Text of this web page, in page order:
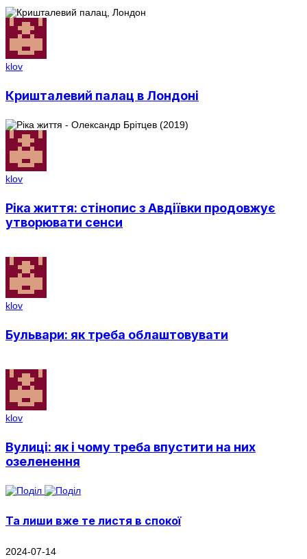
klov
Кришталевий палац в Лондоні
klov
Ріка життя: стінопис з Авдіївки продовжує
утворювати сенси
klov
Бульвари: як треба облаштовувати
klov
Вулиці: як і чому треба впустити на них
озеленення
Та лиши вже те листя в спокої
2024-07-14